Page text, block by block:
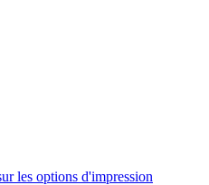
les options d'impression